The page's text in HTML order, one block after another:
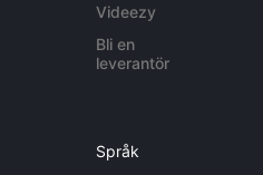
Videezy
Bli en
leverantör
Språk